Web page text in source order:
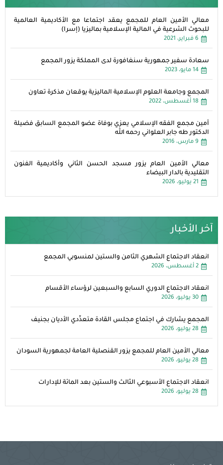
معالي الأمين العام للمجمع يعقد اجتماعا مع الأكاديمية العالمية
للبحوث الشرعية في المالية الإسلامية بماليزيا (إسرا)
6 فبراير، 2021
سعادة سفير جمهورية سنغافورة لدى المملكة يزور المجمع
14 مايو، 2023
المجمع وجامعة العلوم الإسلامية الماليزية يوقعان مذكرة تعاون
18 أغسطس، 2022
أمين مجمع الفقه الإسلامي يعزي بوفاة عضو المجمع السابق فضيلة
الدكتور طه جابر العلواني رحمه الله
9 مارس، 2016
معالي الأمين العام يزور مسجد الحسن الثاني وأكاديمية الفنون
التقليدية بالدار البيضاء
21 يوليو، 2026
آخر الأخبار
انعقاد الاجتماع الشهري الثامن والستين لمنسوبي المجمع
2 أغسطس، 2026
انعقاد الاجتماع الدوري السابع والسبعين لرؤساء الأقسام
30 يوليو، 2026
المجمع يشارك في اجتماع مجلس القادة متعدِّدي الأديان بجنيف
28 يوليو، 2026
معالي الأمين العام للمجمع يزور القنصلية العامة لجمهورية السودان
28 يوليو، 2026
انعقاد الاجتماع الأسبوعي الثالث والستين بعد المائة للإدارات
28 يوليو، 2026